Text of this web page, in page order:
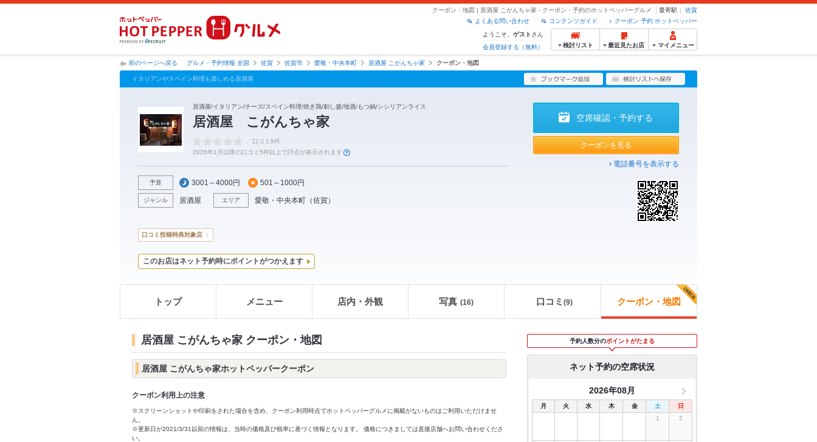
クーポン・地図 | 居酒屋 こがんちゃ家 - クーポン・予約のホットペッパーグルメ 最寄駅：
佐賀
クーポン 予約 ホットペッパー
コンテンツガイド
よくある問い合わせ
ようこそ、 ゲスト さん
会員登録する（無料）
検討リスト 最近見たお店 マイメニュー
前のページへ戻る グルメ・予約情報 全国 佐賀 佐賀市 愛敬・中央本町 居酒屋 こがんちゃ家 クーポン・地図
イタリアンやスペイン料理も楽しめる居酒屋
居酒屋/イタリアン/チーズ/スペイン料理/焼き鶏/刺し盛/地酒/もつ鍋/シシリアンライス
居酒屋 こがんちゃ家
-
口コミ9件
2026年1月以降の口コミ5件以上で評点が表示されます
予算 3001～4000円 501～1000円
ジャンル 居酒屋 エリア 愛敬・中央本町 （佐賀）
空席確認・予約する
クーポンを見る
電話番号を表示する
口コミ投稿特典対象店
このお店はネット予約時にポイントがつかえます
トップ メニュー 店内・外観 写真 (16) 口コミ (9) クーポン・地図
居酒屋 こがんちゃ家 クーポン・地図
居酒屋 こがんちゃ家ホットペッパークーポン
クーポン利用上の注意
※スクリーンショットや印刷をされた場合を含め、クーポン利用時点でホットペッパーグルメに掲載がないものはご利用いただけませ
ん。
※更新日が2021/3/31以前の情報は、当時の価格及び税率に基づく情報となります。 価格につきましては直接店舗へお問い合わせくださ
い。
予約人数分のポイントがたまる
ネット予約の空席状況
2026年08月
月 火 水 木 金 土
日
1
2